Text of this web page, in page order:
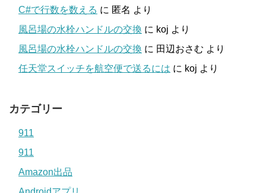
C#で行数を数える に 匿名 より
風呂場の水栓ハンドルの交換 に koj より
風呂場の水栓ハンドルの交換 に 田辺おさむ より
任天堂スイッチを航空便で送るには に koj より
カテゴリー
911
911
Amazon出品